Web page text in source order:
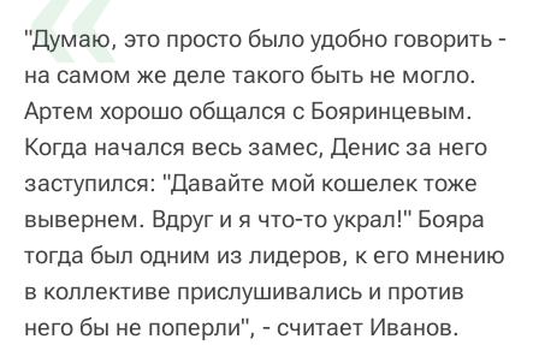
"Думаю, это просто было удобно говорить -
на самом же деле такого быть не могло.
Артем хорошо общался с Бояринцевым.
Когда начался весь замес, Денис за него
заступился: "Давайте мой кошелек тоже
вывернем. Вдруг и я что-то украл!" Бояра
тогда был одним из лидеров, к его мнению
в коллективе прислушивались и против
него бы не поперли", - считает Иванов.